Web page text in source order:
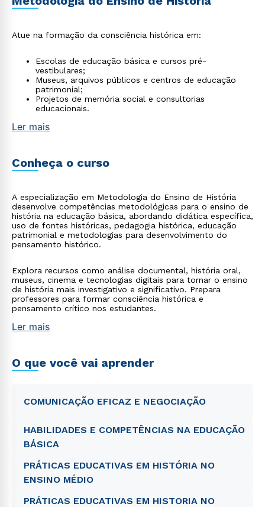
Atue na formação da consciência histórica em:
Escolas de educação básica e cursos pré-
vestibulares;
Museus, arquivos públicos e centros de educação
patrimonial;
Projetos de memória social e consultorias
educacionais.
Ler mais
Conheça o curso
A especialização em Metodologia do Ensino de História
desenvolve competências metodológicas para o ensino de
história na educação básica, abordando didática específica,
uso de fontes históricas, pedagogia histórica, educação
patrimonial e metodologias para desenvolvimento do
pensamento histórico.
Explora recursos como análise documental, história oral,
museus, cinema e tecnologias digitais para tornar o ensino
de história mais investigativo e significativo. Prepara
professores para formar consciência histórica e
pensamento crítico nos estudantes.
Ler mais
O que você vai aprender
COMUNICAÇÃO EFICAZ E NEGOCIAÇÃO
HABILIDADES E COMPETÊNCIAS NA EDUCAÇÃO
BÁSICA
PRÁTICAS EDUCATIVAS EM HISTÓRIA NO
ENSINO MÉDIO
PRÁTICAS EDUCATIVAS EM HISTORIA NO